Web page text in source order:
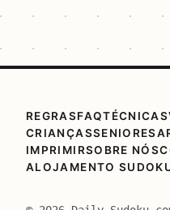
REGRASFAQTÉCNICAS
CRIANÇASSENIORES
IMPRIMIRSOBRE NÓS
ALOJAMENTO